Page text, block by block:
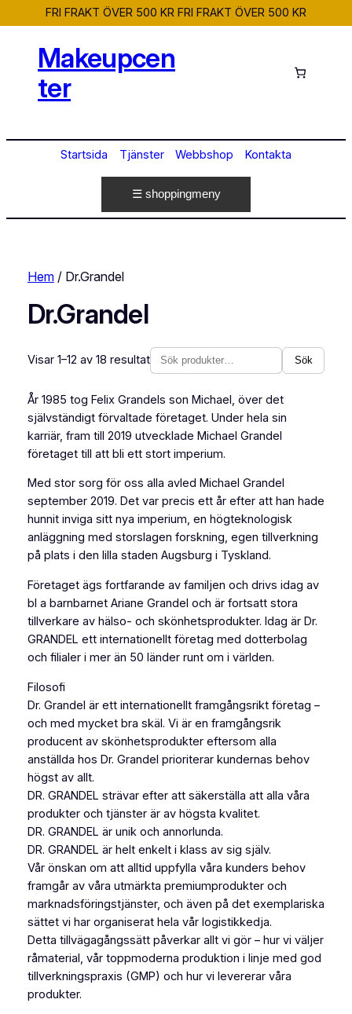
FRI FRAKT ÖVER 500 KR FRI FRAKT ÖVER 500 KR
Makeupcen
ter
Startsida Tjänster Webbshop Kontakta
☰ shoppingmeny
Hem/ Dr.Grandel
Dr.Grandel
Visar 1–12 av 18 resultat
Sök
Sök
År 1985 tog Felix Grandels son Michael, över det
självständigt förvaltade företaget. Under hela sin
karriär, fram till 2019 utvecklade Michael Grandel
företaget till att bli ett stort imperium.
Med stor sorg för oss alla avled Michael Grandel
september 2019. Det var precis ett år efter att han hade
hunnit inviga sitt nya imperium, en högteknologisk
anläggning med storslagen forskning, egen tillverkning
på plats i den lilla staden Augsburg i Tyskland.
Företaget ägs fortfarande av familjen och drivs idag av
bl a barnbarnet Ariane Grandel och är fortsatt stora
tillverkare av hälso- och skönhetsprodukter. Idag är Dr.
GRANDEL ett internationellt företag med dotterbolag
och filialer i mer än 50 länder runt om i världen.
Filosofi
Dr. Grandel är ett internationellt framgångsrikt företag –
och med mycket bra skäl. Vi är en framgångsrik
producent av skönhetsprodukter eftersom alla
anställda hos Dr. Grandel prioriterar kundernas behov
högst av allt.
DR. GRANDEL strävar efter att säkerställa att alla våra
produkter och tjänster är av högsta kvalitet.
DR. GRANDEL är unik och annorlunda.
DR. GRANDEL är helt enkelt i klass av sig själv.
Vår önskan om att alltid uppfylla våra kunders behov
framgår av våra utmärkta premiumprodukter och
marknadsföringstjänster, och även på det exemplariska
sättet vi har organiserat hela vår logistikkedja.
Detta tillvägagångssätt påverkar allt vi gör – hur vi väljer
råmaterial, vår toppmoderna produktion i linje med god
tillverkningspraxis (GMP) och hur vi levererar våra
produkter.